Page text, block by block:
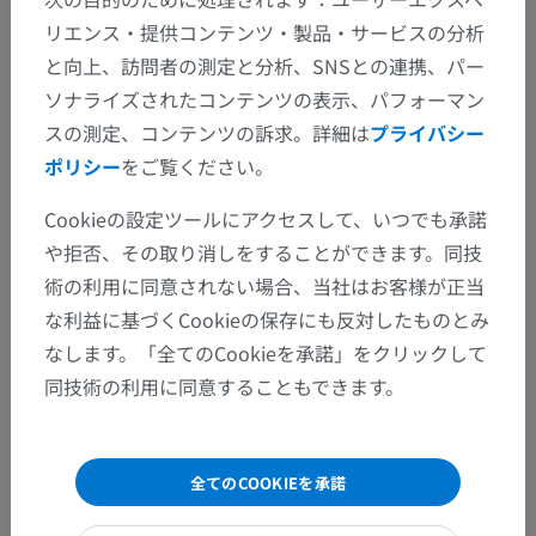
リエンス・提供コンテンツ・製品・サービスの分析
と向上、訪問者の測定と分析、SNSとの連携、パー
ソナライズされたコンテンツの表示、パフォーマン
スの測定、コンテンツの訴求。詳細はプライバシー
ポリシーをご覧ください。
Cookieの設定ツールにアクセスして、いつでも承諾
や拒否、その取り消しをすることができます。同技
術の利用に同意されない場合、当社はお客様が正当
な利益に基づくCookieの保存にも反対したものとみ
なします。「全てのCookieを承諾」をクリックして
同技術の利用に同意することもできます。
全てのCOOKIEを承諾